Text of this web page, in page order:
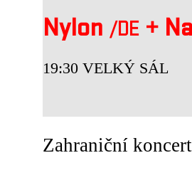
Nylon /DE +
19:30 VELKÝ SÁL
Zahraniční